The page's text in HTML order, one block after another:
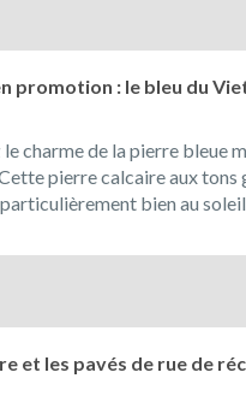
promotion : le bleu du
le charme de la pierre bleue
pierre calcaire aux tons
bien au
et les pavés de rue de